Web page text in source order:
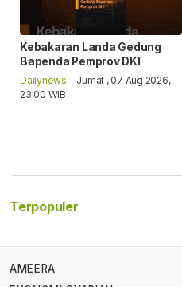
Kebakaran Landa Gedung
Bapenda Pemprov DKI
Dailynews - Jumat , 07 Aug 2026,
23:00 WIB
Terpopuler
AMEERA